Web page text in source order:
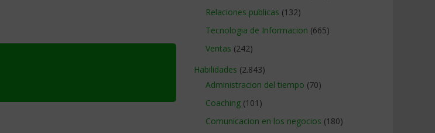
Relaciones publicas (132)
Tecnologia de Informacion (665)
Ventas (242)
Habilidades (2.843)
Administracion del tiempo (70)
Coaching (101)
Comunicacion en los negocios (180)